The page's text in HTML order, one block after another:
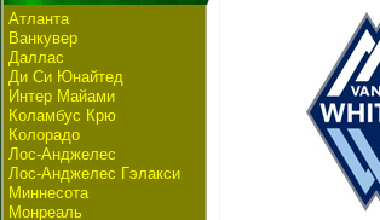
Атланта
Ванкувер
Даллас
Ди Си Юнайтед
Интер Майами
Коламбус Крю
Колорадо
Лос-Анджелес
Лос-Анджелес Гэлакси
Миннесота
Монреаль